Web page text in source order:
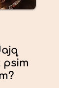
psim